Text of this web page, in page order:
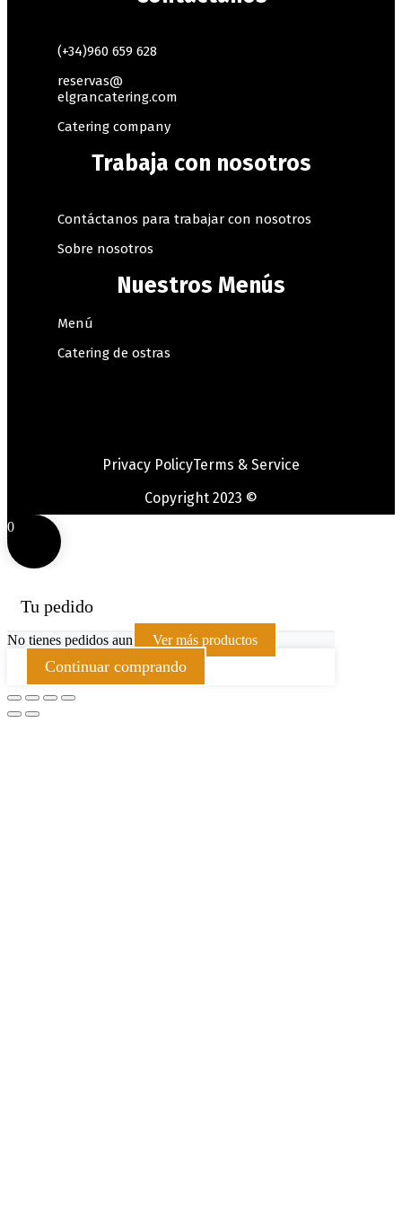
(+34)960 659 628
reservas@
elgrancatering.com
Catering company
Trabaja con nosotros
Contáctanos para trabajar con nosotros
Sobre nosotros
Nuestros Menús
Menú
Catering de ostras
Privacy PolicyTerms & Service
Copyright 2023 ©
0
Tu pedido
No tienes pedidos aun Ver más productos
Continuar comprando